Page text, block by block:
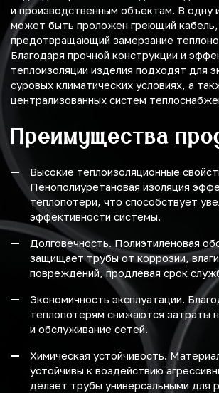
и производственным объектам. В одну
может быть проложен греющий кабель,
предотвращающий замерзание
Благодаря прочной конструкции и
теплоизоляции изделия подходят для
суровых климатических условиях, а
централизованных систем
Преимущества
Высокие теплоизоляционные
Пенополиуретановая изоляция
теплопотери, что способствует
эффективности системы.
Долговечность. Полиэтиленовая
защищает трубы от коррозии,
повреждений, продлевая срок
Экономичность эксплуатации.
теплопотерям снижаются затраты
и обслуживание сетей.
Химическая устойчивость.
устойчивы к воздействию
делает трубы универсальными для